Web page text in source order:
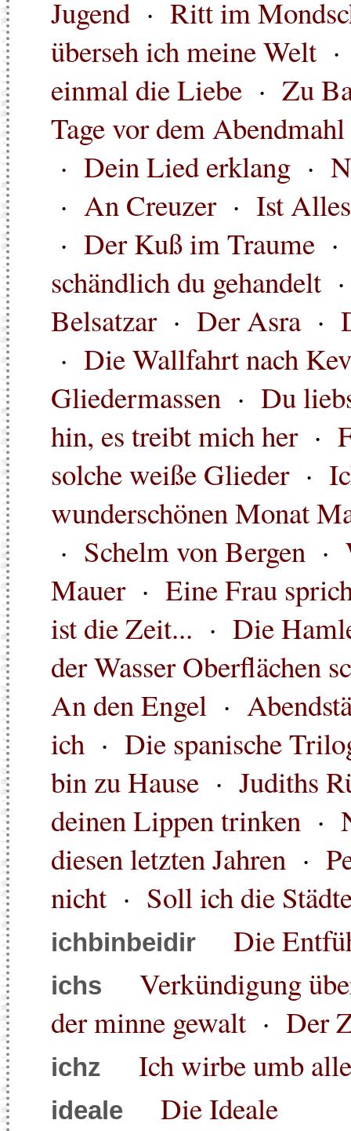
Jugend · Ritt im
überseh ich meine Welt
einmal die Liebe · Zu
Tage vor dem Abendmahl
· Dein Lied erklang ·
· An Creuzer· Ist
· Der Kuß im Traume
schändlich du gehandelt
Belsatzar· Der Asra·
· Die Wallfahrt nach
Gliedermassen · Du
hin, es treibt mich her·
solche weiße Glieder·
wunderschönen Monat
· Schelm von Bergen ·
Mauer· Eine Frau
ist die Zeit... · Die
der Wasser Oberflächen
An den Engel ·
ich · Die spanische
bin zu Hause · Judiths
deinen Lippen trinken ·
diesen letzten Jahren ·
nicht · Soll ich die
ichbinbeidir Die
ichs
Verkündigung
der minne gewalt · Der
ichz Ich wirbe umb
ideale Die Ideale